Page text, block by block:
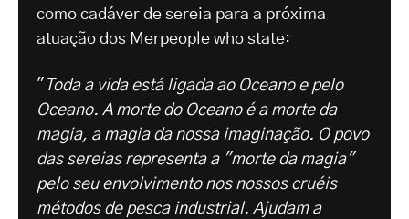
como cadáver de sereia para a próxima
atuação dos Merpeople who state:
" Toda a vida está ligada ao Oceano e pelo
Oceano. A morte do Oceano é a morte da
magia, a magia da nossa imaginação. O povo
das sereias representa a "morte da magia"
pelo seu envolvimento nos nossos cruéis
métodos de pesca industrial. Ajudam a